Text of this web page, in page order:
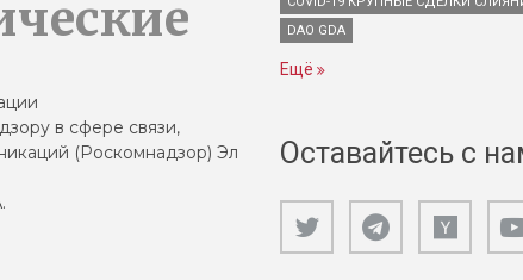
в сфере связи,
(Роскомнадзор) Эл
DAO GDA
Ещё
Оставайтесь с